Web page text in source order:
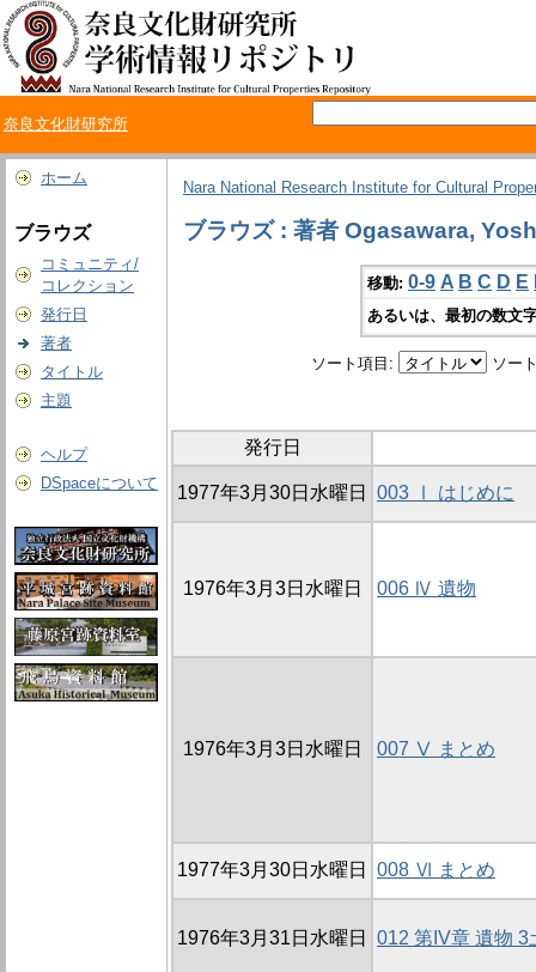
奈良文化財研究所
ホーム
ブラウズ
コミュニティ/
コレクション
発行日
著者
タイトル
主題
ヘルプ
DSpaceについて
Nara National Research Institute for Cultural
ブラウズ : 著者 Ogasawara,
移動: 0-9 A B C D E
あるいは、最初の数文
ソート項目: ソー
発行日
1977年3月30日水曜日 003 Ⅰ はじめに
1976年3月3日水曜日 006 Ⅳ 遺物
1976年3月3日水曜日 007 Ⅴ まとめ
1977年3月30日水曜日 008 Ⅵ まとめ
1976年3月31日水曜日 012 第IV章 遺物 3